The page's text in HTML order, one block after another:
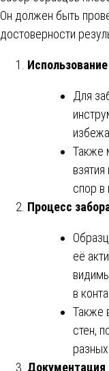
Он должен быть
достоверности
Для
Также
спор в
Процесс
её
в
Также
стен,
Документация